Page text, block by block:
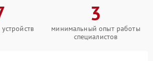
3
минимальный опыт работы
специалистов